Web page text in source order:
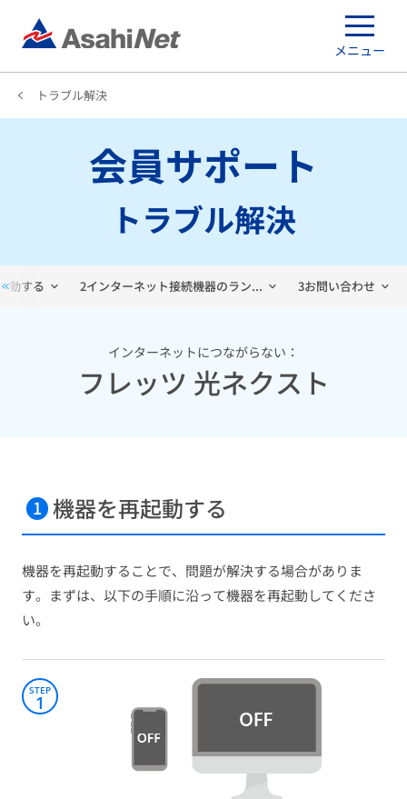
メニュー
トラブル解決
会員サポート
トラブル解決
動する​ 2インターネット接続機器のラン... 3お問い合わせ​
インターネットにつながらない：
フレッツ 光ネクスト
1 機器を再起動する​
機器を再起動することで、問題が解決する場合がありま
す。まずは、以下の手順に沿って機器を再起動してくださ
い。
STEP
1